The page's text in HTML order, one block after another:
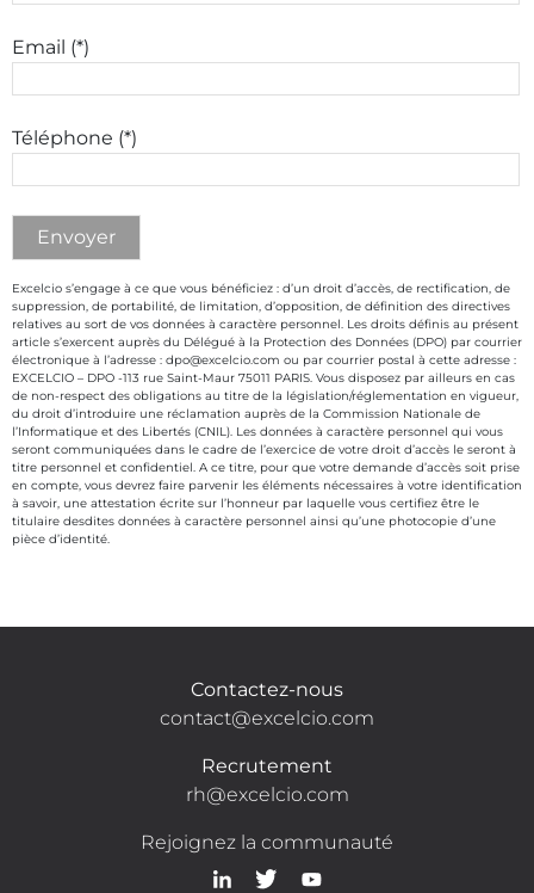
Email (*)
Téléphone (*)
Excelcio s’engage à ce que vous bénéficiez : d’un droit d’accès, de rectification, de
suppression, de portabilité, de limitation, d’opposition, de définition des directives
relatives au sort de vos données à caractère personnel. Les droits définis au présent
article s’exercent auprès du Délégué à la Protection des Données (DPO) par courrier
électronique à l’adresse : dpo@excelcio.com ou par courrier postal à cette adresse :
EXCELCIO – DPO -113 rue Saint-Maur 75011 PARIS. Vous disposez par ailleurs en cas
de non-respect des obligations au titre de la législation/réglementation en vigueur,
du droit d’introduire une réclamation auprès de la Commission Nationale de
l’Informatique et des Libertés (CNIL). Les données à caractère personnel qui vous
seront communiquées dans le cadre de l’exercice de votre droit d’accès le seront à
titre personnel et confidentiel. A ce titre, pour que votre demande d’accès soit prise
en compte, vous devrez faire parvenir les éléments nécessaires à votre identification
à savoir, une attestation écrite sur l’honneur par laquelle vous certifiez être le
titulaire desdites données à caractère personnel ainsi qu’une photocopie d’une
pièce d’identité.
Contactez-nous
contact@excelcio.com
Recrutement
rh@excelcio.com
Rejoignez la communauté